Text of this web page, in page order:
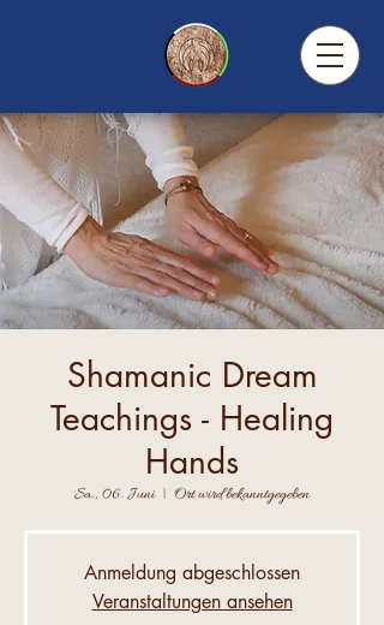
Shamanic Dream
Teachings - Healing
Hands
Sa., 06. Juni
  |
Ort wird bekanntgegeben
Anmeldung abgeschlossen
Veranstaltungen ansehen